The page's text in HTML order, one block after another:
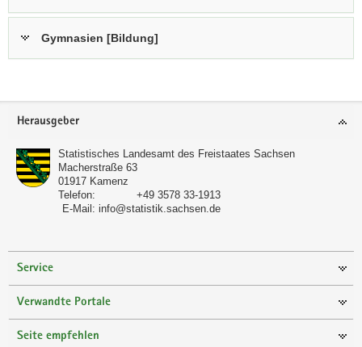
Gymnasien [Bildung]
Footer-
Herausgeber
Statistisches Landesamt des Freistaates Sachsen
Macherstraße 63
01917 Kamenz
Telefon:
+49 3578 33-1913
E-Mail: info@statistik.sachsen.de
Service
Verwandte Portale
Seite empfehlen